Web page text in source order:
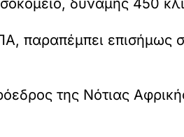
δύναμης 450
παραπέμπει επισήμως
της Νότιας